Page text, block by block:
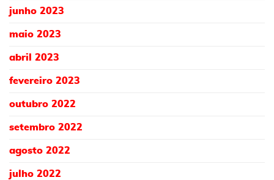
junho 2023
maio 2023
abril 2023
fevereiro 2023
outubro 2022
setembro 2022
agosto 2022
julho 2022